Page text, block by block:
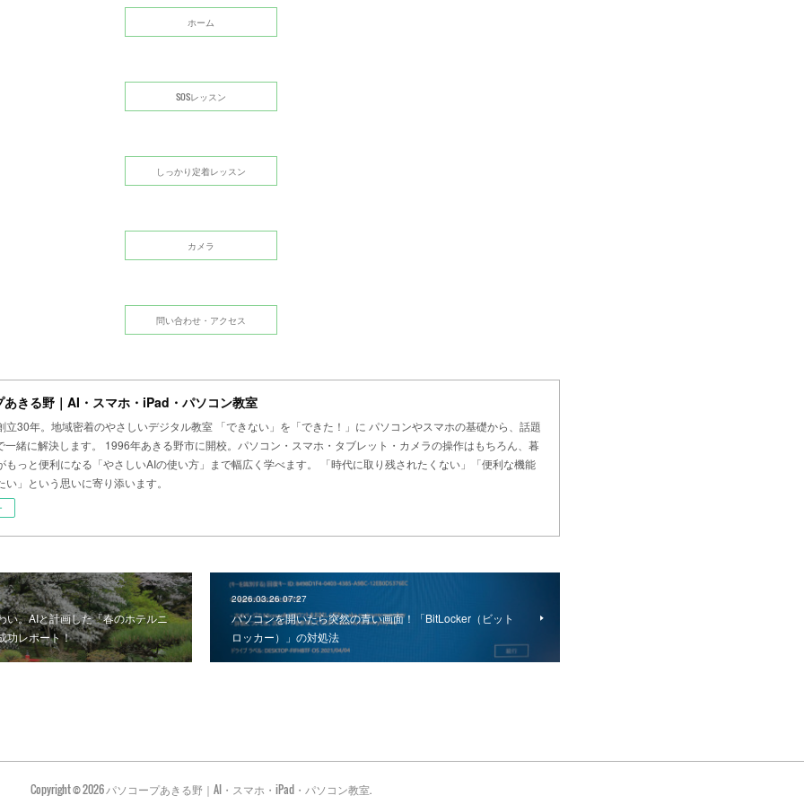
ホーム
SOSレッスン
しっかり定着レッスン
カメラ
問い合わせ・アクセス
あきる野｜AI・スマホ・iPad・パソコン教室
立30年。地域密着のやさしいデジタル教室 「できない」を「できた！」に パソコンやスマホの基礎から、話題
一緒に解決します。 1996年あきる野市に開校。パソコン・スマホ・タブレット・カメラの操作はもちろん、暮
もっと便利になる「やさしいAIの使い方」まで幅広く学べます。 「時代に取り残されたくない」「便利な機能
い」という思いに寄り添います。
い。AIと計画した「春のホテルニ
功レポート！
2026.03.26 07:27
パソコンを開いたら突然の青い画面！「BitLocker（ビット
ロッカー）」の対処法
Copyright ©2026パソコープあきる野｜AI・スマホ・iPad・パソコン教室.